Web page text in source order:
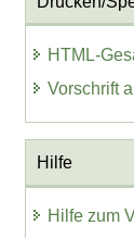
HTML-
Vorschrift
Hilfe
Hilfe zum